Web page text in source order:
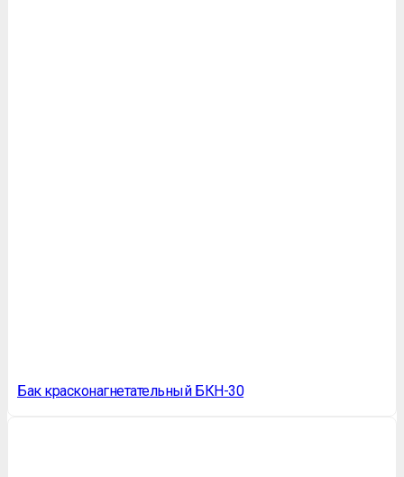
Бак красконагнетательный БКН-30